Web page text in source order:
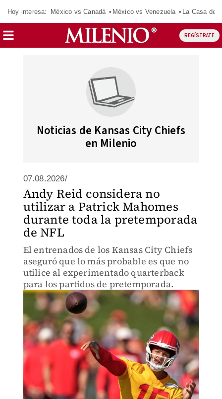
Hoy interesa: México vs Canadá México vs Venezuela La Casa de
REGÍSTRATE
Noticias de Kansas City Chiefs
en Milenio
07.08.2026/
Andy Reid considera no
utilizar a Patrick Mahomes
durante toda la pretemporada
de NFL
El entrenados de los Kansas City Chiefs
aseguró que lo más probable es que no
utilice al experimentado quarterback
para los partidos de pretemporada.